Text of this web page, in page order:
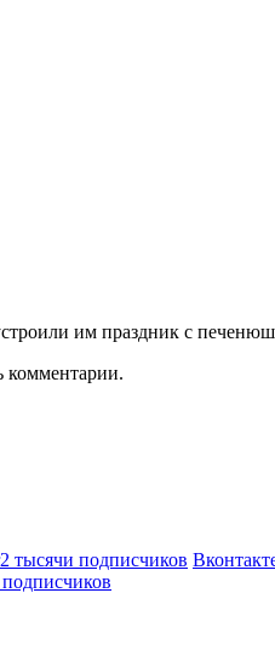
им праздник с
комментарии.
2 тысячи подписчиков